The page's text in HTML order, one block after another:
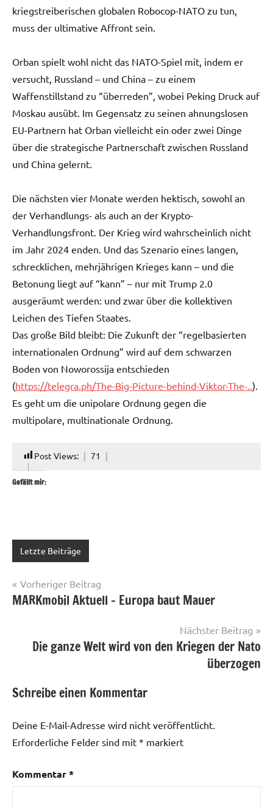
kriegstreiberischen globalen Robocop-NATO zu tun,
muss der ultimative Affront sein.
Orban spielt wohl nicht das NATO-Spiel mit, indem er
versucht, Russland – und China – zu einem
Waffenstillstand zu “überreden”, wobei Peking Druck auf
Moskau ausübt. Im Gegensatz zu seinen ahnungslosen
EU-Partnern hat Orban vielleicht ein oder zwei Dinge
über die strategische Partnerschaft zwischen Russland
und China gelernt.
Die nächsten vier Monate werden hektisch, sowohl an
der Verhandlungs- als auch an der Krypto-
Verhandlungsfront. Der Krieg wird wahrscheinlich nicht
im Jahr 2024 enden. Und das Szenario eines langen,
schrecklichen, mehrjährigen Krieges kann – und die
Betonung liegt auf “kann” – nur mit Trump 2.0
ausgeräumt werden: und zwar über die kollektiven
Leichen des Tiefen Staates.
Das große Bild bleibt: Die Zukunft der “regelbasierten
internationalen Ordnung” wird auf dem schwarzen
Boden von Noworossija entschieden
(https://telegra.ph/The-Big-Picture-behind-Viktor-The-.. ).
Es geht um die unipolare Ordnung gegen die
multipolare, multinationale Ordnung.
Post Views: 71
Gefällt mir:
Letzte Beiträge
Beitragsnavigation
Vorheriger Beitrag
MARKmobil Aktuell – Europa baut Mauer
Nächster Beitrag
Die ganze Welt wird von den Kriegen der Nato
überzogen
Schreibe einen Kommentar
Deine E-Mail-Adresse wird nicht veröffentlicht.
Erforderliche Felder sind mit * markiert
Kommentar*